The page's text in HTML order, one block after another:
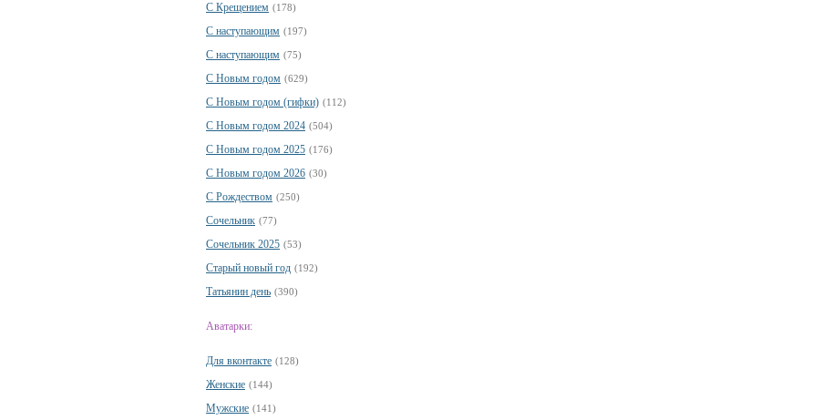
С Крещением (178)
С наступающим (197)
С наступающим (75)
С Новым годом (629)
С Новым годом (гифки) (112)
С Новым годом 2024 (504)
С Новым годом 2025 (176)
С Новым годом 2026 (30)
С Рождеством (250)
Сочельник (77)
Сочельник 2025 (53)
Старый новый год (192)
Татьянин день (390)
Аватарки:
Для вконтакте (128)
Женские (144)
Мужские (141)